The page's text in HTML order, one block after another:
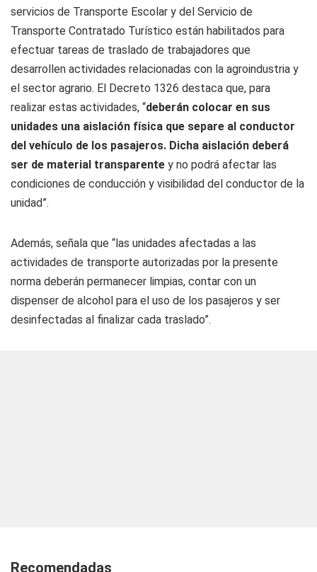
servicios de Transporte Escolar y del Servicio de
Transporte Contratado Turístico están habilitados para
efectuar tareas de traslado de trabajadores que
desarrollen actividades relacionadas con la agroindustria y
el sector agrario. El Decreto 1326 destaca que, para
realizar estas actividades, “deberán colocar en sus
unidades una aislación física que separe al conductor
del vehículo de los pasajeros. Dicha aislación deberá
ser de material transparente y no podrá afectar las
condiciones de conducción y visibilidad del conductor de la
unidad”.
Además, señala que “las unidades afectadas a las
actividades de transporte autorizadas por la presente
norma deberán permanecer limpias, contar con un
dispenser de alcohol para el uso de los pasajeros y ser
desinfectadas al finalizar cada traslado”.
Recomendadas